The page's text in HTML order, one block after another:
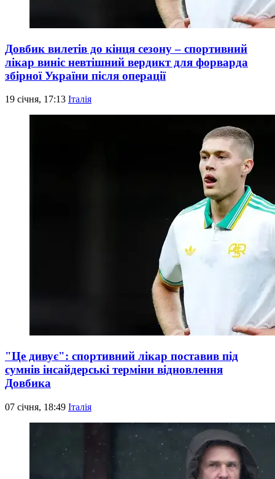
Довбик вилетів до кінця сезону – спортивний
лікар виніс невтішний вердикт для форварда
збірної України після операції
19 січня, 17:13 Італія
"Це дивує": спортивний лікар поставив під
сумнів інсайдерські терміни відновлення
Довбика
07 січня, 18:49 Італія